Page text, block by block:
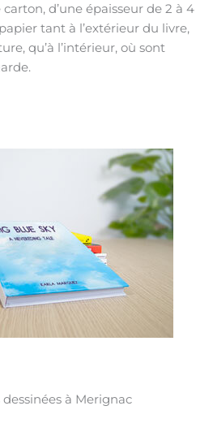
d’une épaisseur de 2 à 4
tant à l’extérieur du livre,
qu’à l’intérieur, où sont
à Merignac